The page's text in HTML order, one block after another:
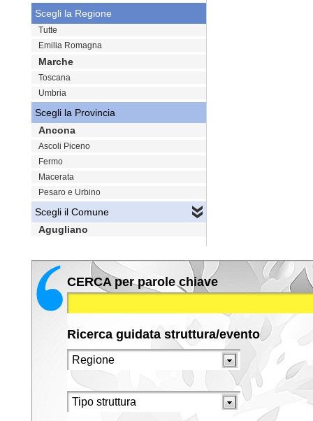
Scegli la Regione
Tutte
Emilia Romagna
Marche
Toscana
Umbria
Scegli la Provincia
Ancona
Ascoli Piceno
Fermo
Macerata
Pesaro e Urbino
Scegli il Comune
Agugliano
CERCA per parole chiave
Ricerca guidata struttura/evento